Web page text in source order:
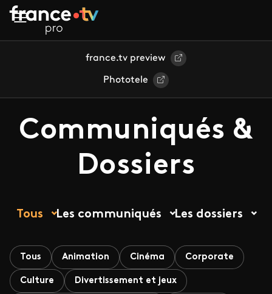
Aller au contenu principal
france.tv preview
Phototele
Communiqués &
Dossiers
Tous Les communiqués Les dossiers
Tous Animation Cinéma Corporate
Culture Divertissement et jeux